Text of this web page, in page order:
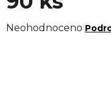
Průměrné
Neohodnoceno